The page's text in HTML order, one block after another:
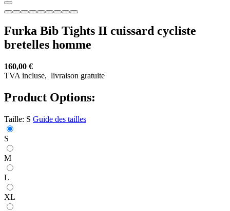
Furka Bib Tights II cuissard cycliste
bretelles homme
160,00 €
TVA incluse, livraison gratuite
Product Options:
Taille: S Guide des tailles
S
M
L
XL